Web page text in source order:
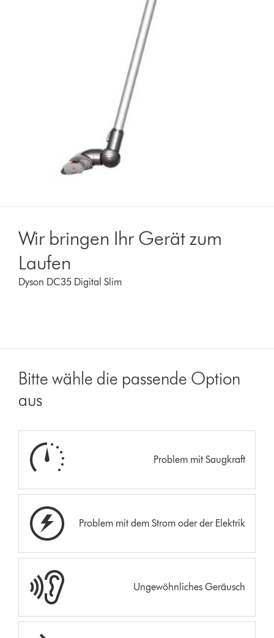
Wir bringen Ihr Gerät zum
Laufen
Dyson DC35 Digital Slim
Bitte wähle die passende Option
aus
Problem mit Saugkraft
Problem mit dem Strom oder der Elektrik
Ungewöhnliches Geräusch